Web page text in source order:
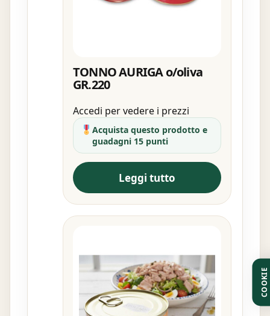
TONNO AURIGA o/oliva
GR.220
Accedi per vedere i prezzi
Acquista questo prodotto e
guadagni 15 punti
Leggi tutto
COOKIE